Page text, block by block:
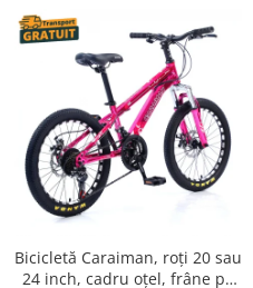
Bicicletă Caraiman, roți 20 sau
24 inch, cadru oțel, frâne pe